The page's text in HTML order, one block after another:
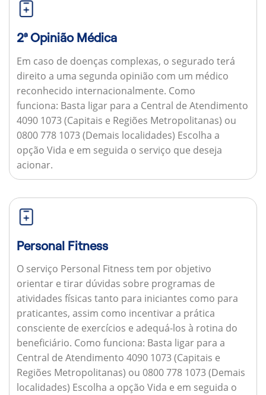
2ª Opinião Médica
Em caso de doenças complexas, o segurado terá
direito a uma segunda opinião com um médico
reconhecido internacionalmente. Como
funciona: Basta ligar para a Central de Atendimento
4090 1073 (Capitais e Regiões Metropolitanas) ou
0800 778 1073 (Demais localidades) Escolha a
opção Vida e em seguida o serviço que deseja
acionar.
Personal Fitness
O serviço Personal Fitness tem por objetivo
orientar e tirar dúvidas sobre programas de
atividades físicas tanto para iniciantes como para
praticantes, assim como incentivar a prática
consciente de exercícios e adequá-los à rotina do
beneficiário. Como funciona: Basta ligar para a
Central de Atendimento 4090 1073 (Capitais e
Regiões Metropolitanas) ou 0800 778 1073 (Demais
localidades) Escolha a opção Vida e em seguida o